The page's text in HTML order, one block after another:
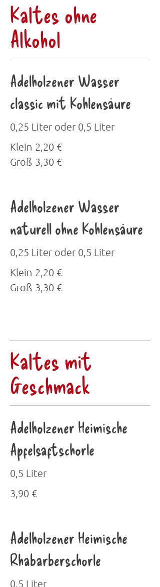
Kaltes ohne
Alkohol
Adelholzener Wasser
classic mit Kohlensäure
0,25 Liter oder 0,5 Liter
Klein 2,20 €
Groß 3,30 €
Adelholzener Wasser
naturell ohne Kohlensäure
0,25 Liter oder 0,5 Liter
Klein 2,20 €
Groß 3,30 €
Kaltes mit
Geschmack
Adelholzener Heimische
Apfelsaftschorle
0,5 Liter
3,90 €
Adelholzener Heimische
Rhabarberschorle
0,5 Liter